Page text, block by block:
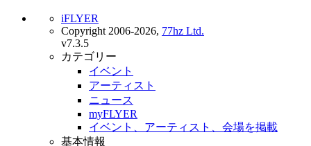
iFLYER
Copyright 2006-2026, 77hz Ltd.
v7.3.5
カテゴリー
イベント
アーティスト
ニュース
myFLYER
イベント、アーティスト、会場を掲載
基本情報